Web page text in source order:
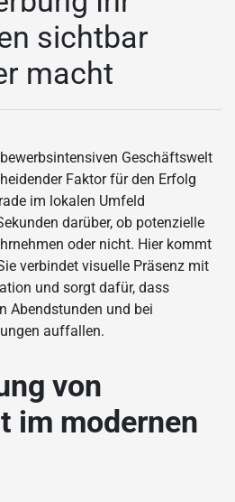
sichtbar
macht
Geschäftswelt
Faktor für den Erfolg
im lokalen Umfeld
darüber, ob potenzielle
oder nicht. Hier kommt
verbindet visuelle Präsenz mit
und sorgt dafür, dass
Abendstunden und bei
auffallen.
von
im modernen